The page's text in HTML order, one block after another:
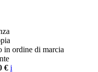
in ordine di marcia
€ i